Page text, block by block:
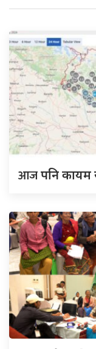
आजपनि कायम